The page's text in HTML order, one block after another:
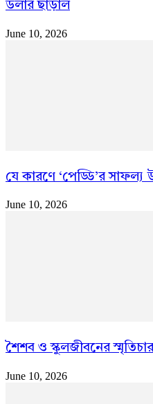
ডলার ছাড়াল
June 10, 2026
যে কারণে ‘পেড্ডি’র সাফল্য
June 10, 2026
শৈশব ও স্কুলজীবনের
June 10, 2026